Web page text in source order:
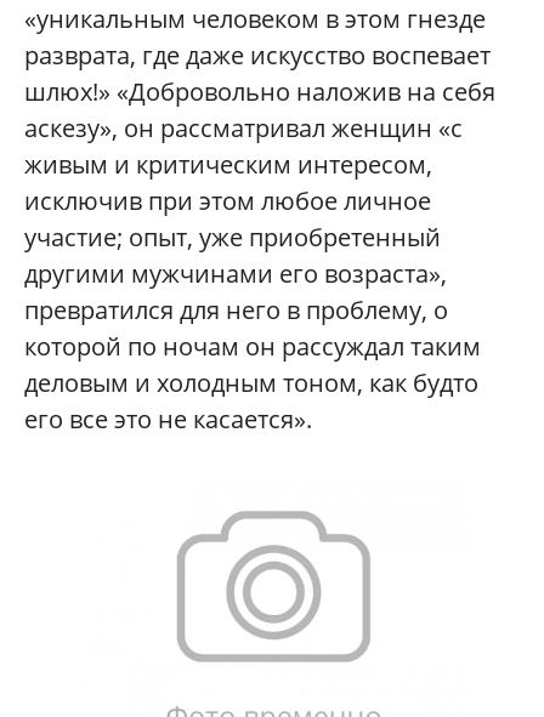
«уникальным человеком в этом гнезде
разврата, где даже искусство воспевает
шлюх!» «Добровольно наложив на себя
аскезу», он рассматривал женщин «с
живым и критическим интересом,
исключив при этом любое личное
участие; опыт, уже приобретенный
другими мужчинами его возраста»,
превратился для него в проблему, о
которой по ночам он рассуждал таким
деловым и холодным тоном, как будто
его все это не касается».